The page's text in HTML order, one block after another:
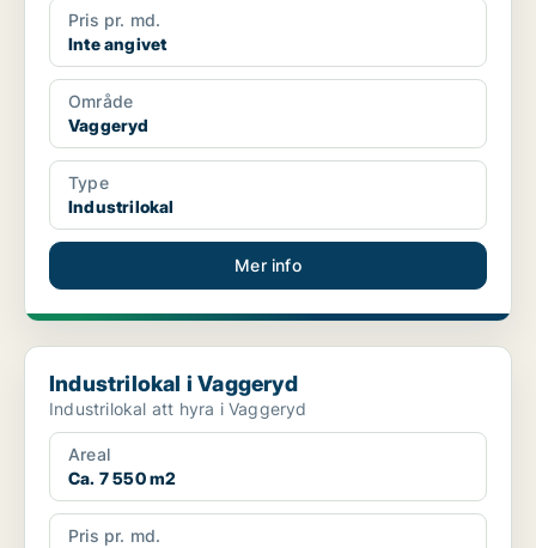
Pris pr. md.
Inte angivet
Område
Vaggeryd
Type
Industrilokal
Mer info
Industrilokal i Vaggeryd
Industrilokal i Vaggeryd
Industrilokal att hyra i Vaggeryd
Areal
Ca. 7 550 m2
Pris pr. md.